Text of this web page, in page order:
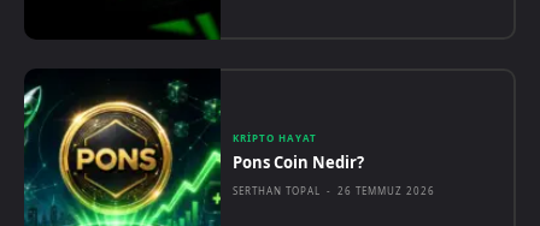
KRIPTO HAYAT
Pons Coin Nedir?
SERTHAN TOPAL - 26 TEMMUZ 2026